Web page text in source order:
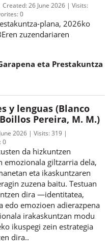
Created: 26 June 2026
Visits:
0
plana, 2026ko
zuzendariaren
eta Prestakuntza
y lenguas (Blanco
Pereira, M. M.)
2026 Visits: 319
0
da hizkuntzen
emozionala giltzarria dela,
eta ikaskuntzaren
zuzena baitu. Testuan
dira —identitatea,
edo emozioen adierazpena
irakaskuntzan modu
ikuspegi zein estrategia
dira..